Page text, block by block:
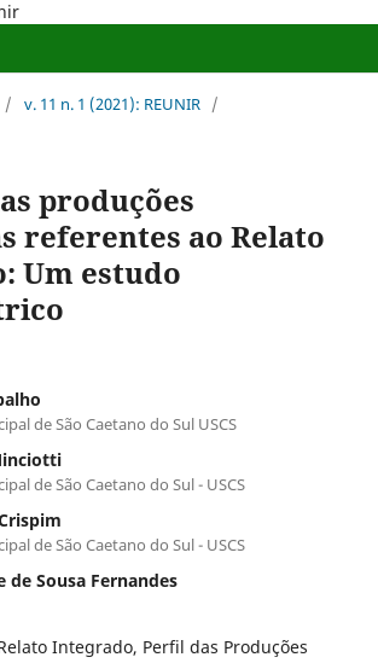
/ v. 11 n. 1 (2021): REUNIR /
produções
referentes ao Relato
Um estudo
de São Caetano do Sul USCS
de São Caetano do Sul - USCS
de São Caetano do Sul - USCS
de Sousa Fernandes
Integrado, Perfil das Produções